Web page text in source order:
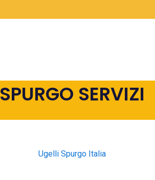
SPURGO SERVIZI
Ugelli Spurgo Italia